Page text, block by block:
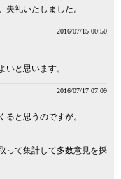
礼いたしました。
2016/07/15 00:50
と思います。
2016/07/17 07:09
と思うのですが。
って集計して多数意見を採